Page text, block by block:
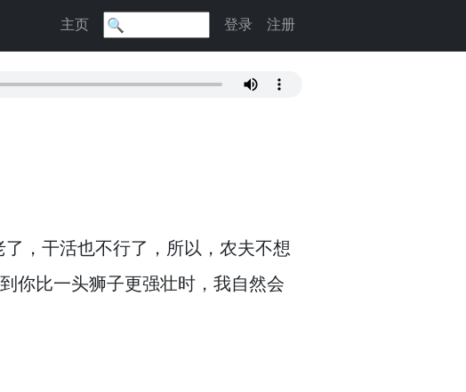
主页 登录 注册
， 干活也不行了， 所以， 农夫不想
到你比一头狮子更强壮时， 我自然会